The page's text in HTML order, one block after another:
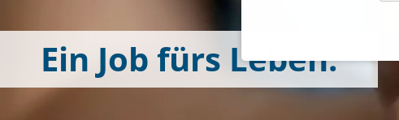
Ein Job fürs Leben.
der Einwilligung bis zum Widerruf
Schaltfläche), erteile ich mehrere
um die des CCPA/CPRA,